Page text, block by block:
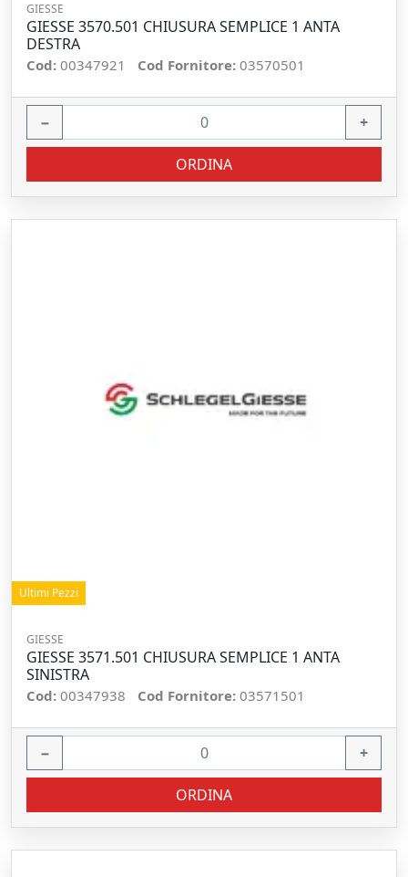
GIESSE
GIESSE 3570.501 CHIUSURA SEMPLICE 1 ANTA
DESTRA
Cod: 00347921 Cod Fornitore: 03570501
− +
ORDINA
Ultimi Pezzi
GIESSE
GIESSE 3571.501 CHIUSURA SEMPLICE 1 ANTA
SINISTRA
Cod: 00347938 Cod Fornitore: 03571501
− +
ORDINA